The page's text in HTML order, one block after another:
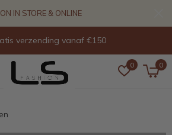
0 0
verzending vanaf €150
IN STORE & ONLINE